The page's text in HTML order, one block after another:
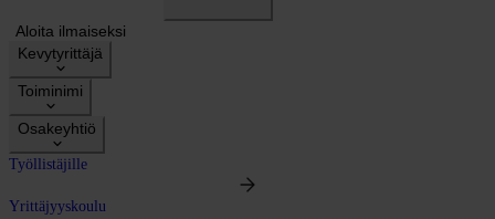
Aloita ilmaiseksi
Kevytyrittäjä
Toiminimi
Osakeyhtiö
Työllistäjille
Yrittäjyyskoulu